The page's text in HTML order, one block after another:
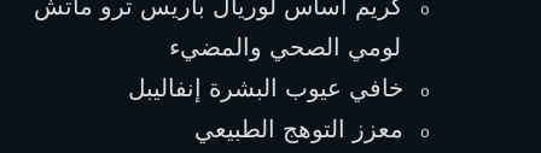
o
لومي الصحي والمضيء
o خافي عيوب البشرة إنفاليبل
o معزز التوهج الطبيعي